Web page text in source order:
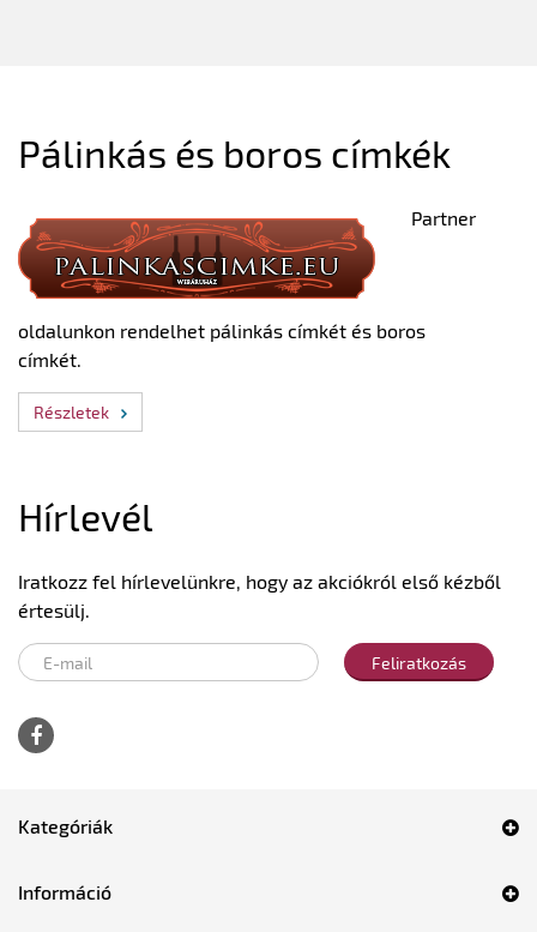
Pálinkás és boros címkék
Partner
oldalunkon rendelhet pálinkás címkét és boros
címkét.
Részletek
Hírlevél
Iratkozz fel hírlevelünkre, hogy az akciókról első kézből
értesülj.
Feliratkozás
Kategóriák
Információ